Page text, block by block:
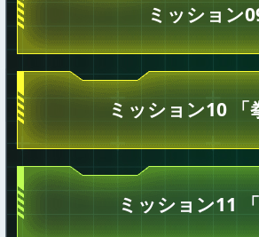
ミッション
ミッション10
ミッション11